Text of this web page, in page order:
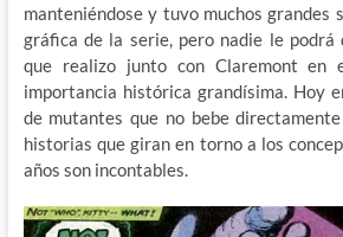
manteniéndose y tuvo muchos
gráfica de la serie, pero nadie le
que realizo junto con Claremont en
importancia histórica grandísima. Hoy
de mutantes que no bebe
historias que giran en torno a los
años son incontables.